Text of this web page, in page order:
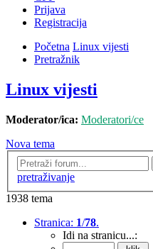
Prijava
Registracija
Početna Linux vijesti
Pretražnik
Linux vijesti
Moderator/ica: Moderatori/ce
Nova tema
pretraživanje
1938 tema
Stranica: 1/78.
Idi na stranicu...: